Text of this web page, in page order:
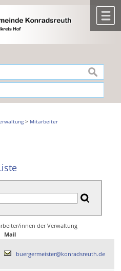
springen.
suchen
> Mitarbeiter
innen der Verwaltung
Mail
buergermeister@konradsreuth.de